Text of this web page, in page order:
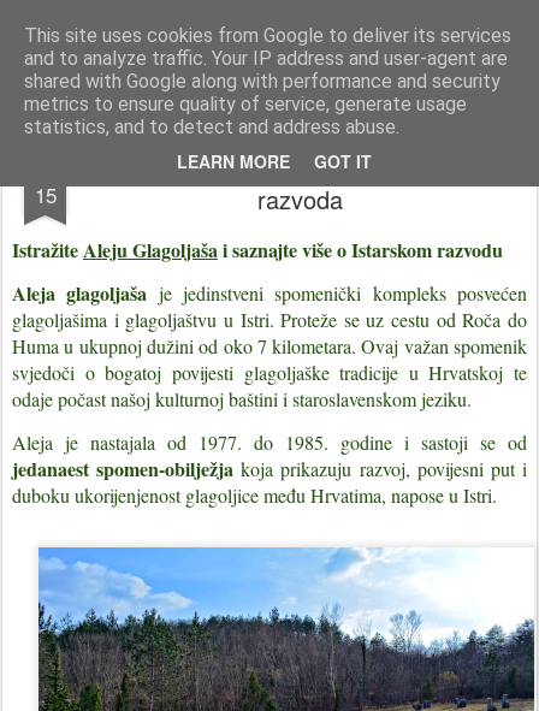
This site uses cookies from Google to deliver its services
and to analyze traffic. Your IP address and user-agent are
shared with Google along with performance and security
metrics to ensure quality of service, generate usage
statistics, and to detect and address abuse.
LEARN MORE GOT IT
Istra photo blog POISTRI.EU © Putopisi | reportaže Istra i Kvarner
Pages
15
Aleja Glagoljaša - Uspon Istarskog
razvoda
IstražiteAleju Glagoljašai saznajte više o Istarskom razvodu
Aleja glagoljaša je jedinstveni spomenički kompleks posvećen
glagoljašima i glagoljaštvu u Istri. Proteže se uz cestu od Roča do
Huma u ukupnoj dužini od oko 7 kilometara. Ovaj važan spomenik
svjedoči o bogatoj povijesti glagoljaške tradicije u Hrvatskoj te
odaje počast našoj kulturnoj baštini i staroslavenskom jeziku.
Aleja je nastajala od 1977. do 1985. godine i sastoji se od
jedanaest spomen-obilježja koja prikazuju razvoj, povijesni put i
duboku ukorijenjenost glagoljice među Hrvatima, napose u Istri.